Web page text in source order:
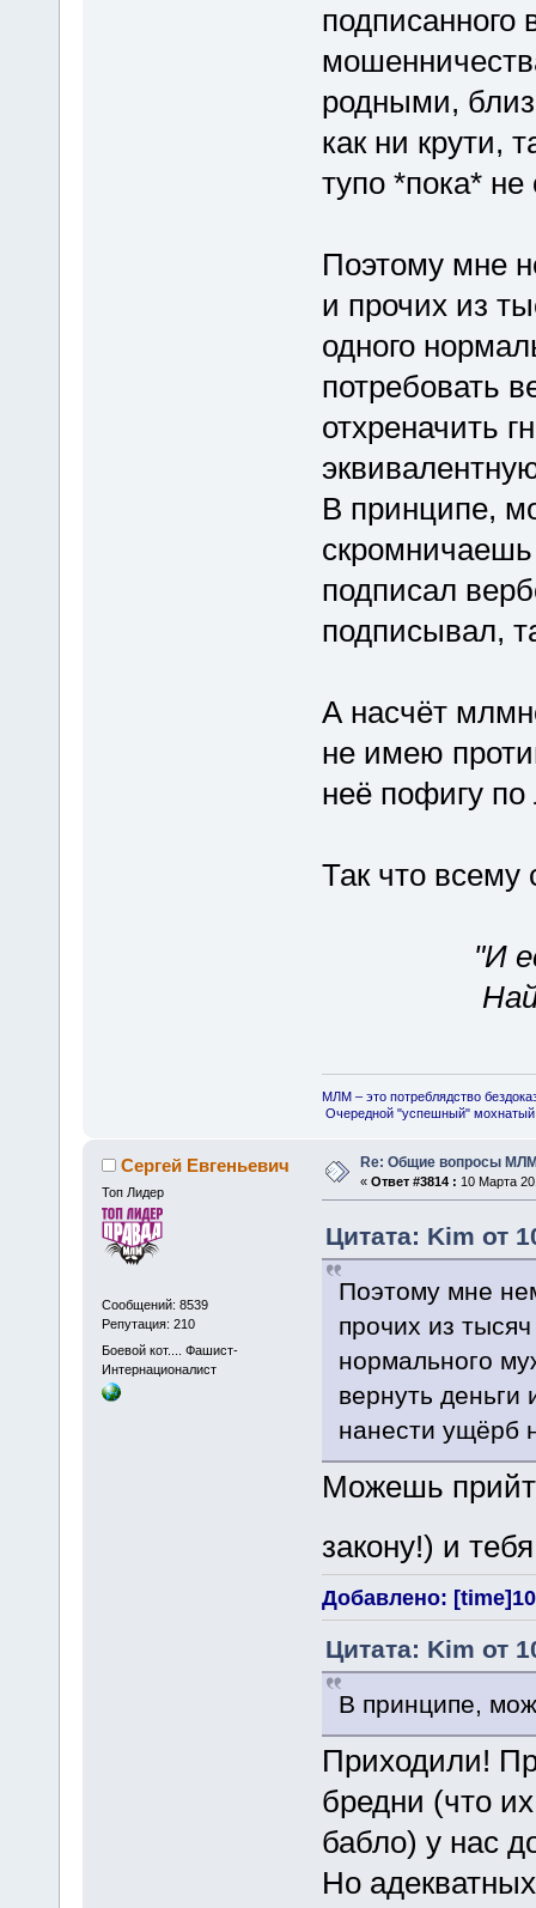
подписанного
родными,
как ни крути,
тупо *пока*
Поэтому мне
и прочих из
одного
потребовать
отхреначить
В принципе,
подписал
подписывал,
А насчёт
не имею
неё пофигу по
Так что всему
"И
МЛМ – это потреблядство
Очередной "успешный"
Сергей Евгеньевич
Топ Лидер
Сообщений: 8539
Репутация: 210
Боевой кот.... Фашист-
Интернационалист
Re: Общие вопросы
« Ответ #3814 : 10 Марта
Цитата: Kim от
Поэтому мне
прочих из
нормального
вернуть деньги
нанести ущёрб
Можешь
закону!) и
Добавлено:
Цитата: Kim от
В принципе,
Приходили!
бредни (что
бабло) у нас
Но